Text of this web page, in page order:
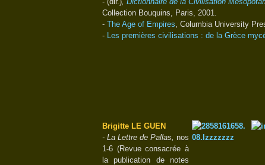
Collection Bouquins, Paris, 2001.
- The Age of Empires, Columbia University
- Les premières civilisations : de la Grèce
Brigitte LE GUEN
- La Lettre de Pallas, nos
1-6 (Revue consacrée à
la publication de notes